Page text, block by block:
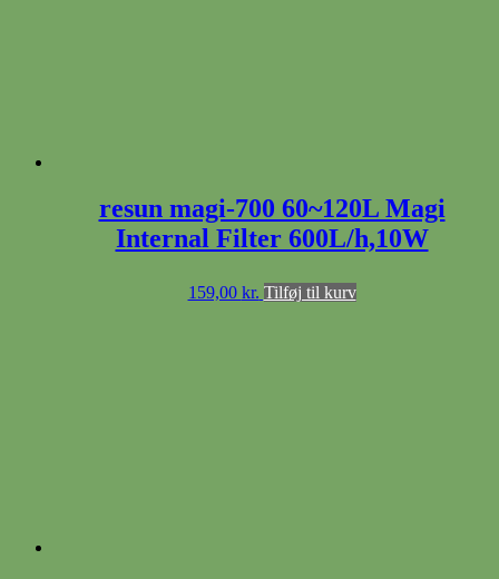
resun magi-700 60~120L Magi
Internal Filter 600L/h,10W
159,00 kr. Tilføj til kurv